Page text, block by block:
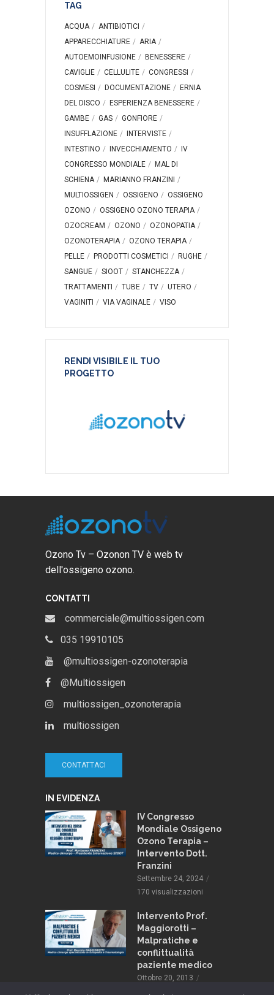
TAG
ACQUA
ANTIBIOTICI
APPARECCHIATURE
ARIA
AUTOEMOINFUSIONE
BENESSERE
CAVIGLIE
CELLULITE
CONGRESSI
COSMESI
DOCUMENTAZIONE
ERNIA
DEL DISCO
ESPERIENZA BENESSERE
GAMBE
GAS
GONFIORE
INSUFFLAZIONE
INTERVISTE
INTESTINO
INVECCHIAMENTO
IV
CONGRESSO MONDIALE
MAL DI
SCHIENA
MARIANNO FRANZINI
MULTIOSSIGEN
OSSIGENO
OSSIGENO
OZONO
OSSIGENO OZONO TERAPIA
OZOCREAM
OZONO
OZONOPATIA
OZONOTERAPIA
OZONO TERAPIA
PELLE
PRODOTTI COSMETICI
RUGHE
SANGUE
SIOOT
STANCHEZZA
TRATTAMENTI
TUBE TV
UTERO
VAGINITI
VIA VAGINALE VISO
RENDI VISIBILE IL TUO
PROGETTO
Ozono Tv – Ozonon TV è web tv
dell'ossigeno ozono.
CONTATTI
commerciale@multiossigen.com
035 19910105
@multiossigen-ozonoterapia
@Multiossigen
multiossigen_ozonoterapia
multiossigen
CONTATTACI
IN EVIDENZA
IV Congresso
Mondiale Ossigeno
Ozono Terapia –
Intervento Dott.
Franzini
Settembre 24, 2024
170 visualizzazioni
Intervento Prof.
Maggiorotti –
Malpratiche e
conflittualità
paziente medico
Ottobre 20, 2013